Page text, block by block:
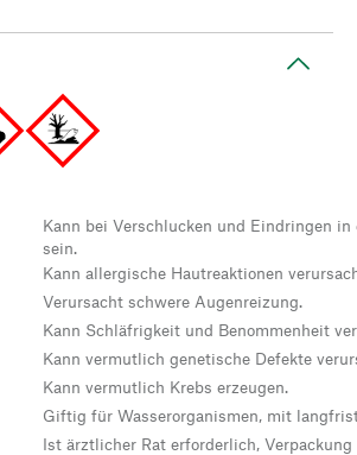
Kann bei Verschlucken und Eindringen
sein.
Kann allergische Hautreaktionen
Verursacht schwere Augenreizung.
Kann Schläfrigkeit und Benommenheit
Kann vermutlich genetische Defekte
Kann vermutlich Krebs erzeugen.
Giftig für Wasserorganismen, mit
Ist ärztlicher Rat erforderlich, Verpackung